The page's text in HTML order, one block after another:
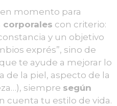
momento para
con criterio:
y un objetivo
exprés”, sino de
te ayude a mejorar lo
de la piel, aspecto de la
siempre según
cuenta tu estilo de vida.